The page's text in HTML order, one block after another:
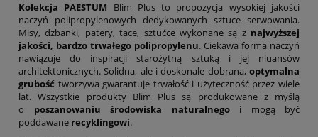
Kolekcja PAESTUM Blim Plus to propozycja wysokiej jakości
naczyń polipropylenowych dedykowanych sztuce serwowania.
Misy, dzbanki, patery, tace, sztućce wykonane są z najwyższej
jakości, bardzo trwałego polipropylenu. Ciekawa forma naczyń
nawiązuje do inspiracji starożytną sztuką i jej niuansów
architektonicznych. Solidna, ale i doskonale dobrana, optymalna
grubość tworzywa gwarantuje trwałość i użyteczność przez wiele
lat. Wszystkie produkty Blim Plus są produkowane z myślą
o poszanowaniu środowiska naturalnegoi mogą być
poddawane recyklingowi.